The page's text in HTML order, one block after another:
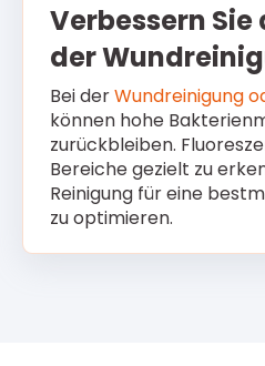
Verbessern
der
Bei derWundreinigung
können hohe
zurückbleiben.
Bereiche gezielt zu
Reinigung für eine
zu optimieren.